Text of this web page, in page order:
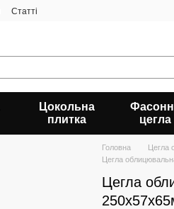
Статті
Цокольна
плитка
цегла
Головна
Цегла
Цегла
Цегла